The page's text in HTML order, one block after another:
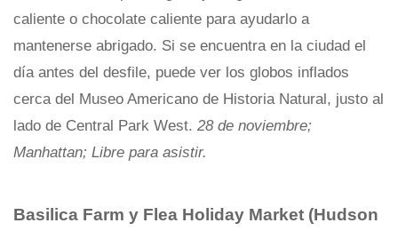
caliente o chocolate caliente para ayudarlo a
mantenerse abrigado. Si se encuentra en la ciudad el
día antes del desfile, puede ver los globos inflados
cerca del Museo Americano de Historia Natural, justo al
lado de Central Park West. 28 de noviembre;
Manhattan; Libre para asistir.
Basilica Farm y Flea Holiday Market (Hudson